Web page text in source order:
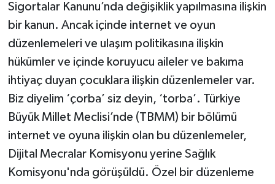
Sigortalar Kanunu’nda değişiklik yapılmasına ilişkin
bir kanun. Ancak içinde internet ve oyun
düzenlemeleri ve ulaşım politikasına ilişkin
hükümler ve içinde koruyucu aileler ve bakıma
ihtiyaç duyan çocuklara ilişkin düzenlemeler var.
Biz diyelim ‘çorba’ siz deyin, ‘torba’. Türkiye
Büyük Millet Meclisi’nde (TBMM) bir bölümü
internet ve oyuna ilişkin olan bu düzenlemeler,
Dijital Mecralar Komisyonu yerine Sağlık
Komisyonu'nda görüşüldü. Özel bir düzenleme